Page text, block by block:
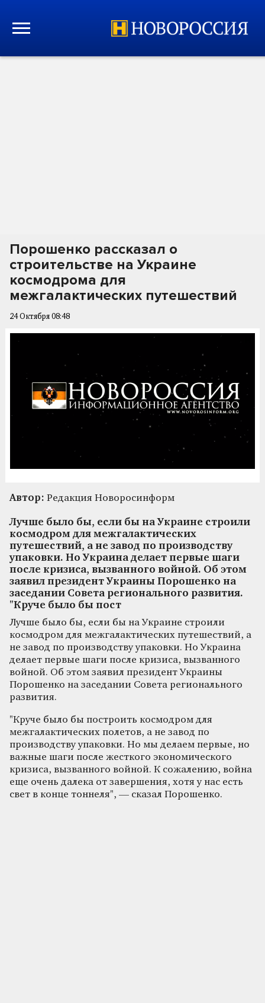
Порошенко рассказал о
строительстве на Украине
космодрома для
межгалактических путешествий
24 Октября 08:48
Автор: Редакция Новоросинформ
Лучше было бы, если бы на Украине строили
космодром для межгалактических
путешествий, а не завод по производству
упаковки. Но Украина делает первые шаги
после кризиса, вызванного войной. Об этом
заявил президент Украины Порошенко на
заседании Совета регионального развития.
"Круче было бы пост
Лучше было бы, если бы на Украине строили
космодром для межгалактических путешествий, а
не завод по производству упаковки. Но Украина
делает первые шаги после кризиса, вызванного
войной. Об этом заявил президент Украины
Порошенко на заседании Совета регионального
развития.
"Круче было бы построить космодром для
межгалактических полетов, а не завод по
производству упаковки. Но мы делаем первые, но
важные шаги после жесткого экономического
кризиса, вызванного войной. К сожалению, война
еще очень далека от завершения, хотя у нас есть
свет в конце тоннеля", — сказал Порошенко.